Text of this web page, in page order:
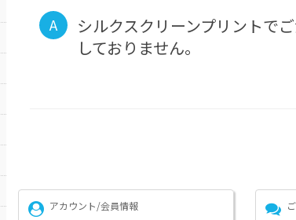
A
シルクスクリーンプリントで
しておりません。
アカウント/会員情報